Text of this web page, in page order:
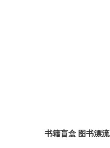
书籍盲盒 图书漂流